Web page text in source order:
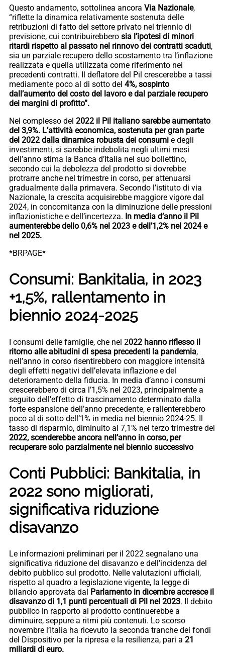
Questo andamento, sottolinea ancora Via Nazionale,
“riflette la dinamica relativamente sostenuta delle
retribuzioni di fatto del settore privato nel triennio di
previsione, cui contribuirebbero sia l’ipotesi di minori
ritardi rispetto al passato nel rinnovo dei contratti scaduti,
sia un parziale recupero dello scostamento tra l’inflazione
realizzata e quella utilizzata come riferimento nei
precedenti contratti. Il deflatore del Pil crescerebbe a tassi
mediamente poco al di sotto del 4%, sospinto
dall’aumento del costo del lavoro e dal parziale recupero
dei margini di profitto”.
Nel complesso del 2022 il Pil italiano sarebbe aumentato
del 3,9%. L’attività economica, sostenuta per gran parte
del 2022 dalla dinamica robusta dei consumi e degli
investimenti, si sarebbe indebolita negli ultimi mesi
dell’anno stima la Banca d’Italia nel suo bollettino,
secondo cui la debolezza del prodotto si dovrebbe
protrarre anche nel trimestre in corso, per attenuarsi
gradualmente dalla primavera. Secondo l’istituto di via
Nazionale, la crescita acquisirebbe maggiore vigore dal
2024, in concomitanza con la diminuzione delle pressioni
inflazionistiche e dell’incertezza. In media d’anno il Pil
aumenterebbe dello 0,6% nel 2023 e dell’1,2% nel 2024 e
nel 2025.
*BRPAGE*
Consumi: Bankitalia, in 2023
+1,5%, rallentamento in
biennio 2024-2025
I consumi delle famiglie, che nel 2022 hanno riflesso il
ritorno alle abitudini di spesa precedenti la pandemia,
nell’anno in corso risentirebbero con maggiore intensità
degli effetti negativi dell’elevata inflazione e del
deterioramento della fiducia. In media d’anno i consumi
crescerebbero di circa l’1,5% nel 2023, principalmente a
seguito dell’effetto di trascinamento determinato dalla
forte espansione dell’anno precedente, e rallenterebbero
poco al di sotto dell’1% in media nel biennio 2024-25. Il
tasso di risparmio, diminuito al 7,1% nel terzo trimestre del
2022, scenderebbe ancora nell’anno in corso, per
recuperare solo parzialmente nel biennio successivo
Conti Pubblici: Bankitalia, in
2022 sono migliorati,
significativa riduzione
disavanzo
Le informazioni preliminari per il 2022 segnalano una
significativa riduzione del disavanzo e dell’incidenza del
debito pubblico sul prodotto. Nelle valutazioni ufficiali,
rispetto al quadro a legislazione vigente, la legge di
bilancio approvata dal
Parlamento in dicembre accresce il
disavanzo di 1,1 punti percentuali di Pil nel 2023. Il debito
pubblico in rapporto al prodotto continuerebbe a
diminuire, seppure a ritmi più contenuti. Lo scorso
novembre l’Italia ha ricevuto la seconda tranche dei fondi
del Dispositivo per la ripresa e la resilienza, pari a 21
miliardi di euro.